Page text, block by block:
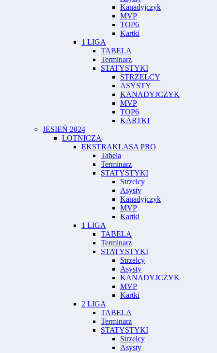
Kanadyjczyk
MVP
TOP6
Kartki
1 LIGA
TABELA
Terminarz
STATYSTYKI
STRZELCY
ASYSTY
KANADYJCZYK
MVP
TOP6
KARTKI
JESIEŃ 2024
LOTNICZA
EKSTRAKLASA PRO
Tabela
Terminarz
STATYSTYKI
Strzelcy
Asysty
Kanadyjczyk
MVP
Kartki
1 LIGA
TABELA
Terminarz
STATYSTYKI
Strzelcy
Asysty
KANADYJCZYK
MVP
Kartki
2 LIGA
TABELA
Terminarz
STATYSTYKI
Strzelcy
Asysty